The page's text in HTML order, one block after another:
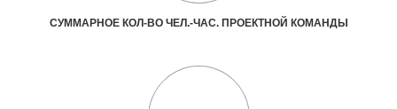
СУММАРНОЕ КОЛ-ВО ЧЕЛ.-ЧАС. ПРОЕКТНОЙ КОМАНДЫ